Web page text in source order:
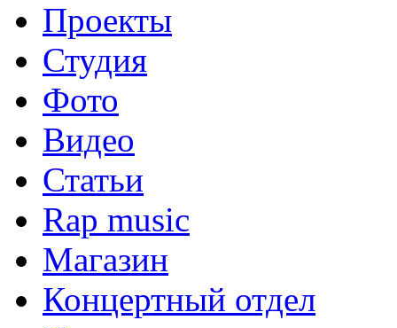
Проекты
Студия
Фото
Видео
Статьи
Rap music
Магазин
Концертный отдел